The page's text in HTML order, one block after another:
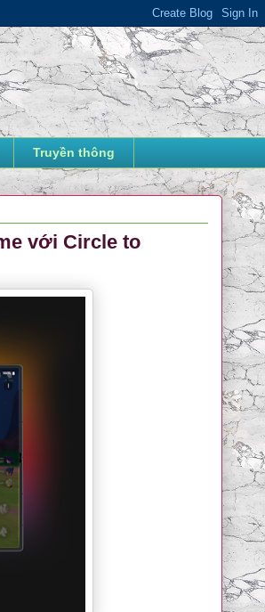
Truyền thông
với Circle to